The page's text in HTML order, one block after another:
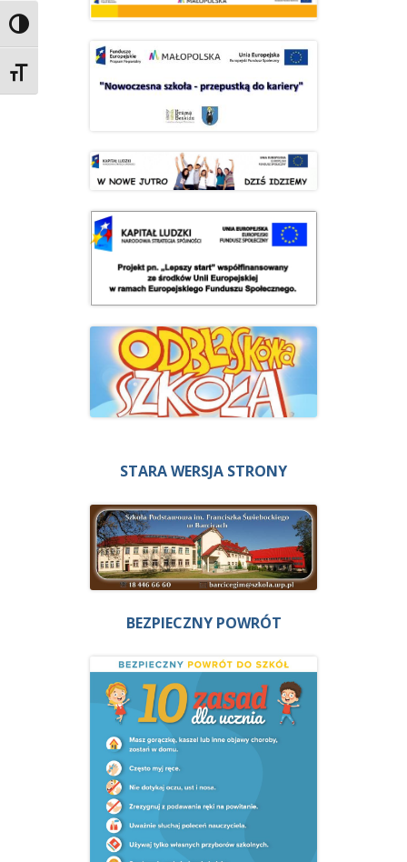
Przełącz wysoki kontrast
Zmień rozmiar czcionek
STARA WERSJA STRONY
BEZPIECZNY POWRÓT